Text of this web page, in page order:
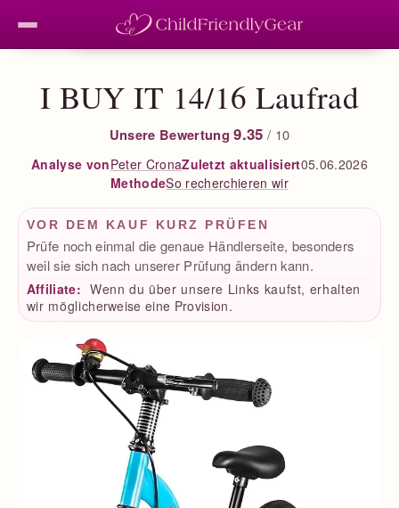
I BUY IT 14/16 Laufrad
Unsere Bewertung 9.35 / 10
Analyse vonPeter CronaZuletzt aktualisiert05.06.2026
MethodeSo recherchieren wir
VOR DEM KAUF KURZ PRÜFEN
Prüfe noch einmal die genaue Händlerseite, besonders
weil sie sich nach unserer Prüfung ändern kann.
Affiliate: Wenn du über unsere Links kaufst, erhalten
wir möglicherweise eine Provision.